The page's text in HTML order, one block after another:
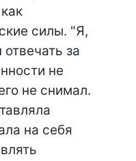
силы. "Я,
за
не
не снимал.
на себя